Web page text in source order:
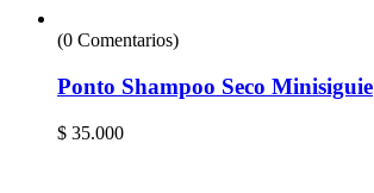
(0 Comentarios)
Ponto Shampoo Seco Minisiguie
$ 35.000